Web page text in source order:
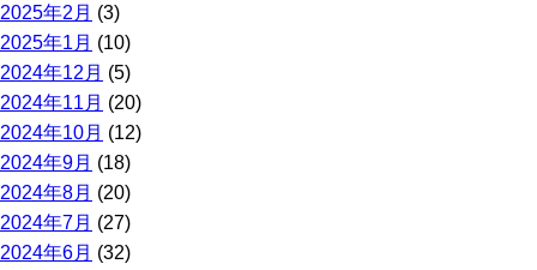
2025年2月 (3)
2025年1月 (10)
2024年12月 (5)
2024年11月 (20)
2024年10月 (12)
2024年9月 (18)
2024年8月 (20)
2024年7月 (27)
2024年6月 (32)